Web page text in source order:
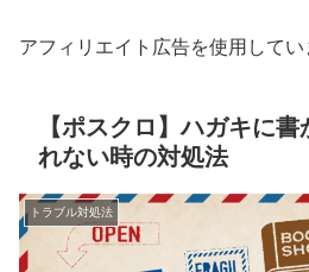
アフィリエイト広告を使用してい
【ポスクロ】ハガキに
れない時の対処法
トラブル対処法